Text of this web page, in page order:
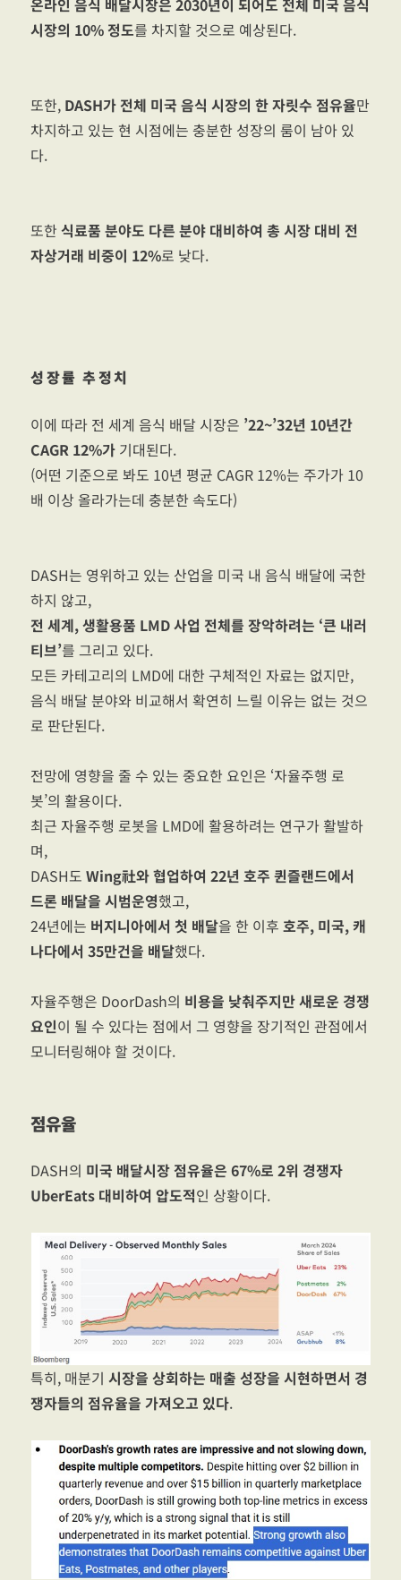
온라인 음식 배달시장은 2030년이 되어도 전체 미국 음식
시장의 10% 정도를 차지할 것으로 예상된다.
또한, DASH가 전체 미국 음식 시장의 한 자릿수 점유율만
차지하고 있는 현 시점에는 충분한 성장의 룸이 남아 있
다.
또한식료품 분야도 다른 분야 대비하여 총 시장 대비 전
자상거래 비중이 12%로 낮다.
성장률 추정치
이에 따라 전 세계 음식 배달 시장은 ’22~’32년 10년간
CAGR 12%가 기대된다.
(어떤 기준으로 봐도 10년 평균 CAGR 12%는 주가가 10
배 이상 올라가는데 충분한 속도다)
DASH는 영위하고 있는 산업을 미국 내 음식 배달에 국한
하지 않고,
전 세계, 생활용품 LMD 사업 전체를 장악하려는 ‘큰 내러
티브’를 그리고 있다.
모든 카테고리의 LMD에 대한 구체적인 자료는 없지만,
음식 배달 분야와 비교해서 확연히 느릴 이유는 없는 것으
로 판단된다.
전망에 영향을 줄 수 있는 중요한 요인은 ‘자율주행 로
봇’의 활용이다.
최근 자율주행 로봇을 LMD에 활용하려는 연구가 활발하
며,
DASH도Wing社와 협업하여 22년 호주 퀸즐랜드에서
드론 배달을 시범운영했고,
24년에는 버지니아에서 첫 배달을 한 이후호주, 미국, 캐
나다에서 35만건을 배달했다.
자율주행은 DoorDash의 비용을 낮춰주지만 새로운 경쟁
요인이 될 수 있다는 점에서 그 영향을 장기적인 관점에서
모니터링해야 할 것이다.
점유율
DASH의 미국 배달시장 점유율은 67%로 2위 경쟁자
UberEats 대비하여 압도적인 상황이다.
특히, 매분기시장을 상회하는 매출 성장을 시현하면서 경
쟁자들의 점유율을 가져오고 있다.